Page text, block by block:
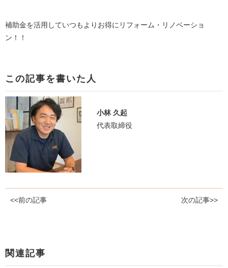
補助金を活用していつもよりお得にリフォーム・リノベーショ
ン！！
この記事を書いた人
小林 久起
代表取締役
<<前の記事 次の記事>>
関連記事